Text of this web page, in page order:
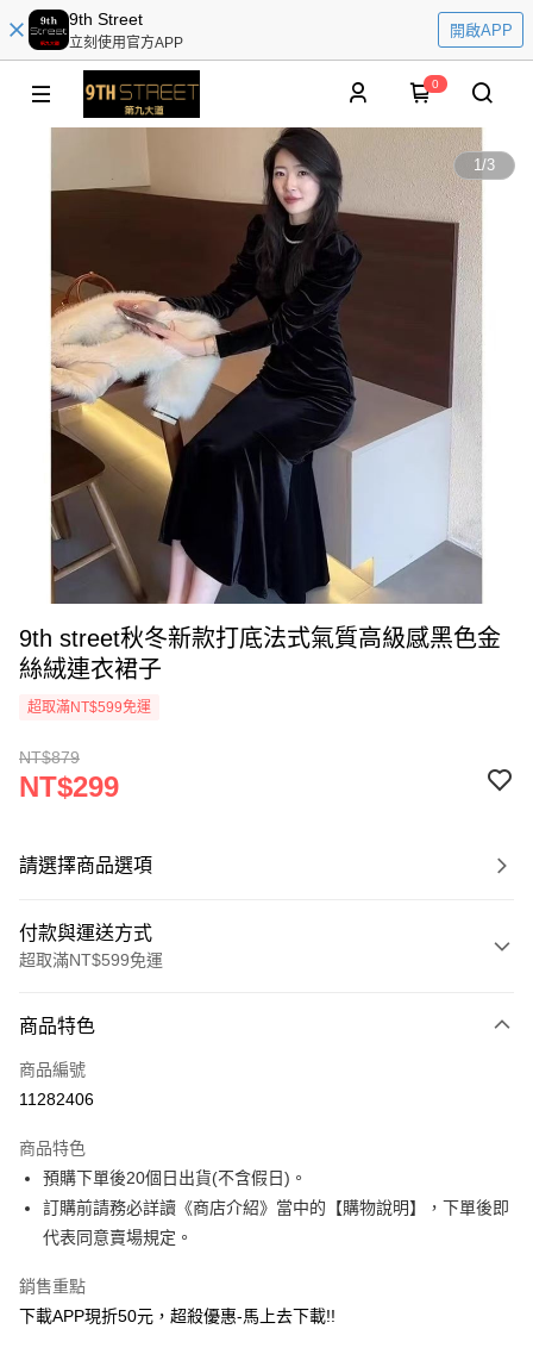
9th Street
立刻使用官方APP
開啟APP
0
1/3
9th street秋冬新款打底法式氣質高級感黑色金
絲絨連衣裙子
超取滿NT$599免運
NT$879
NT$299
請選擇商品選項
付款與運送方式
超取滿NT$599免運
信用卡一次付款
超商取貨付款
運送方式
全家取貨付款
商品特色
商品編號
11282406
商品特色
預購下單後20個日出貨(不含假日)。
訂購前請務必詳讀《商店介紹》當中的【購物說明】，下單後即
代表同意賣場規定。
銷售重點
下載APP現折50元，超殺優惠-馬上去下載!!